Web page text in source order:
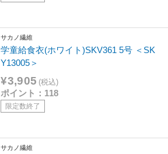
サカノ繊維
学童給食衣(ホワイト)SKV361 5号 ＜SK
Y13005＞
¥3,905 (税込)
ポイント：118
限定数終了
サカノ繊維